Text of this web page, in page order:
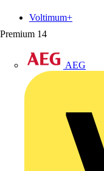
Premium 14
AEG
Voltimum+